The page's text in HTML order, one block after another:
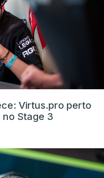
Virtus.pro perto
no Stage 3